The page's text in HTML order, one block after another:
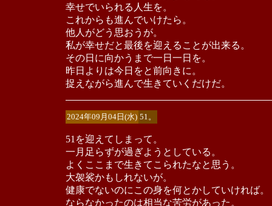
幸せでいられる人生を。
これからも進んでいけたら。
他人がどう思おうが。
私が幸せだと最後を迎えることが出来る。
その日に向かうまで一日一日を。
昨日よりは今日をと前向きに。
捉えながら進んで生きていくだけだ。
2024年09月04日(水) 51。
51を迎えてしまって。
一月足らずが過ぎようとしている。
よくここまで生きてこられたなと思う。
大袈裟かもしれないが。
健康でないのにこの身を何とかしていければ。
ならなかったのは相当な苦労があった。